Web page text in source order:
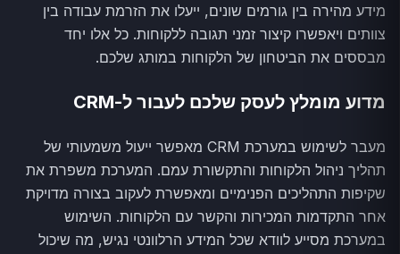
מידע מהירה בין גורמים שונים, ייעלו את הזרמת עבודה בין
צוותים ויאפשרו קיצור זמני תגובה ללקוחות. כל אלו יחד
מבססים את הביטחון של הלקוחות במותג שלכם.
מדוע מומלץ לעסק שלכם לעבור ל-CRM
מעבר לשימוש במערכת CRM מאפשר ייעול משמעותי של
תהליך ניהול הלקוחות והתקשורת עמם. המערכת משפרת את
שקיפות התהליכים הפנימיים ומאפשרת לעקוב בצורה מדויקת
אחר התקדמות המכירות והקשר עם הלקוחות. השימוש
במערכת מסייע לוודא שכל המידע הרלוונטי נגיש, מה שיכול